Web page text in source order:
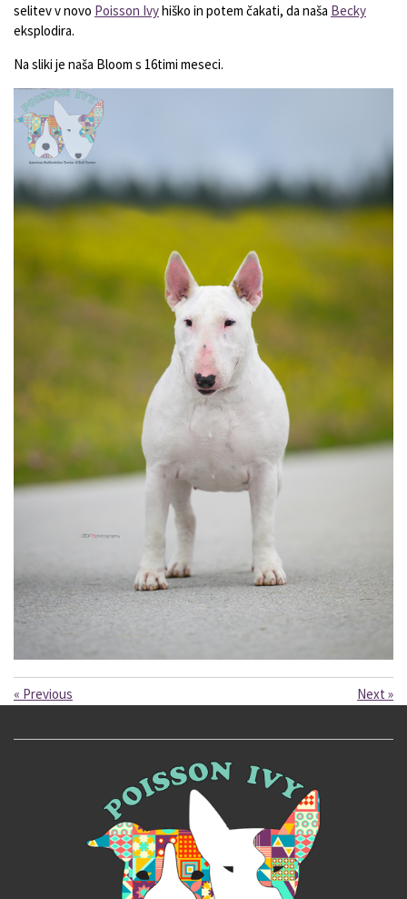
selitev v novo Poisson Ivyhiško in potem čakati, da naša Becky
eksplodira.
Na sliki je naša Bloom s 16timi meseci.
« Previous Next »